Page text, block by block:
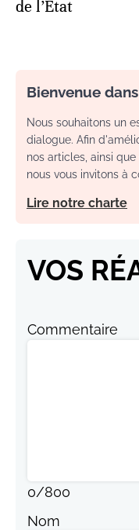
de l’Etat
Bienvenue
Nous souhaitons un
dialogue. Afin
nos articles, ainsi
nous vous invitons à
Lire notre charte
VOS
Commentaire
0/800
Nom